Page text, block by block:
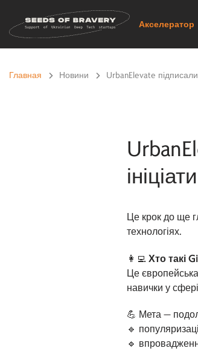
content
Акселератор
Главная > Новини > UrbanElevate
Це крок до ще
технологіях.
👩‍💻 Хто такі
Це
навички у
💪 Мета —
🔹
🔹